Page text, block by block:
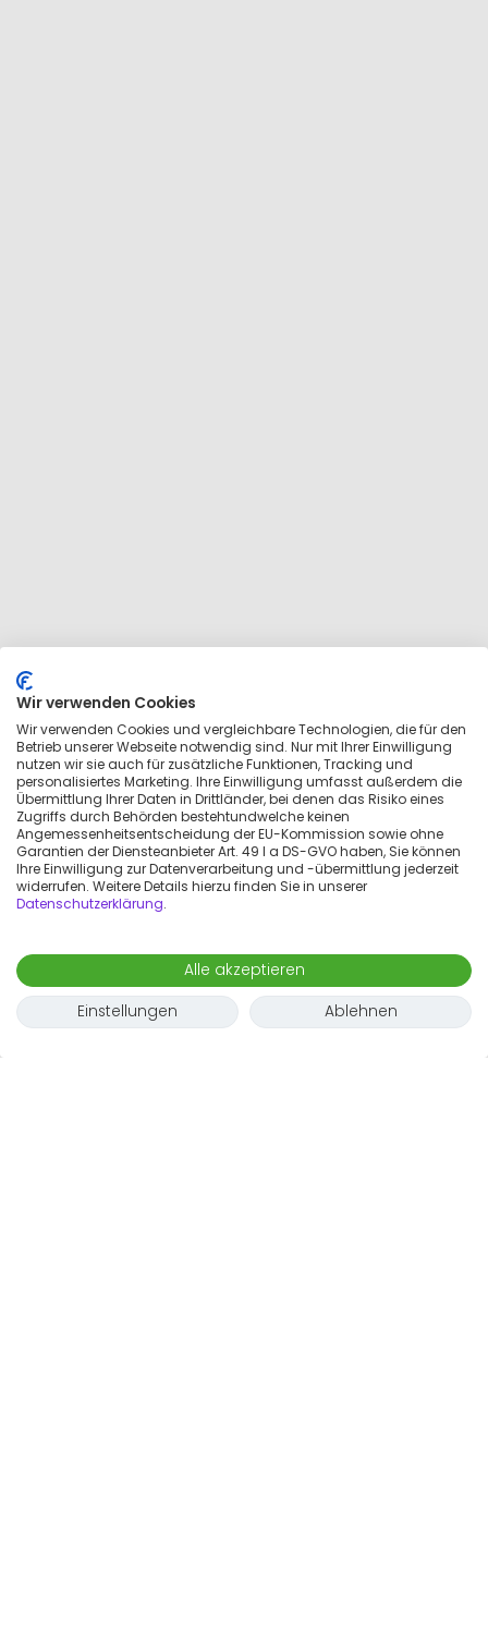
Karte
Wir verwenden Cookies
Wir verwenden Cookies und vergleichbare Technologien, die für den
Betrieb unserer Webseite notwendig sind. Nur mit Ihrer Einwilligung
nutzen wir sie auch für zusätzliche Funktionen, Tracking und
personalisiertes Marketing. Ihre Einwilligung umfasst außerdem die
Übermittlung Ihrer Daten in Drittländer, bei denen das Risiko eines
Zugriffs durch Behörden bestehtundwelche keinen
Angemessenheitsentscheidung der EU-Kommission sowie ohne
Garantien der Diensteanbieter Art. 49 I a DS-GVO haben, Sie können
Ihre Einwilligung zur Datenverarbeitung und -übermittlung jederzeit
widerrufen. Weitere Details hierzu finden Sie in unserer
Datenschutzerklärung.
Alle akzeptieren
Einstellungen
Ablehnen